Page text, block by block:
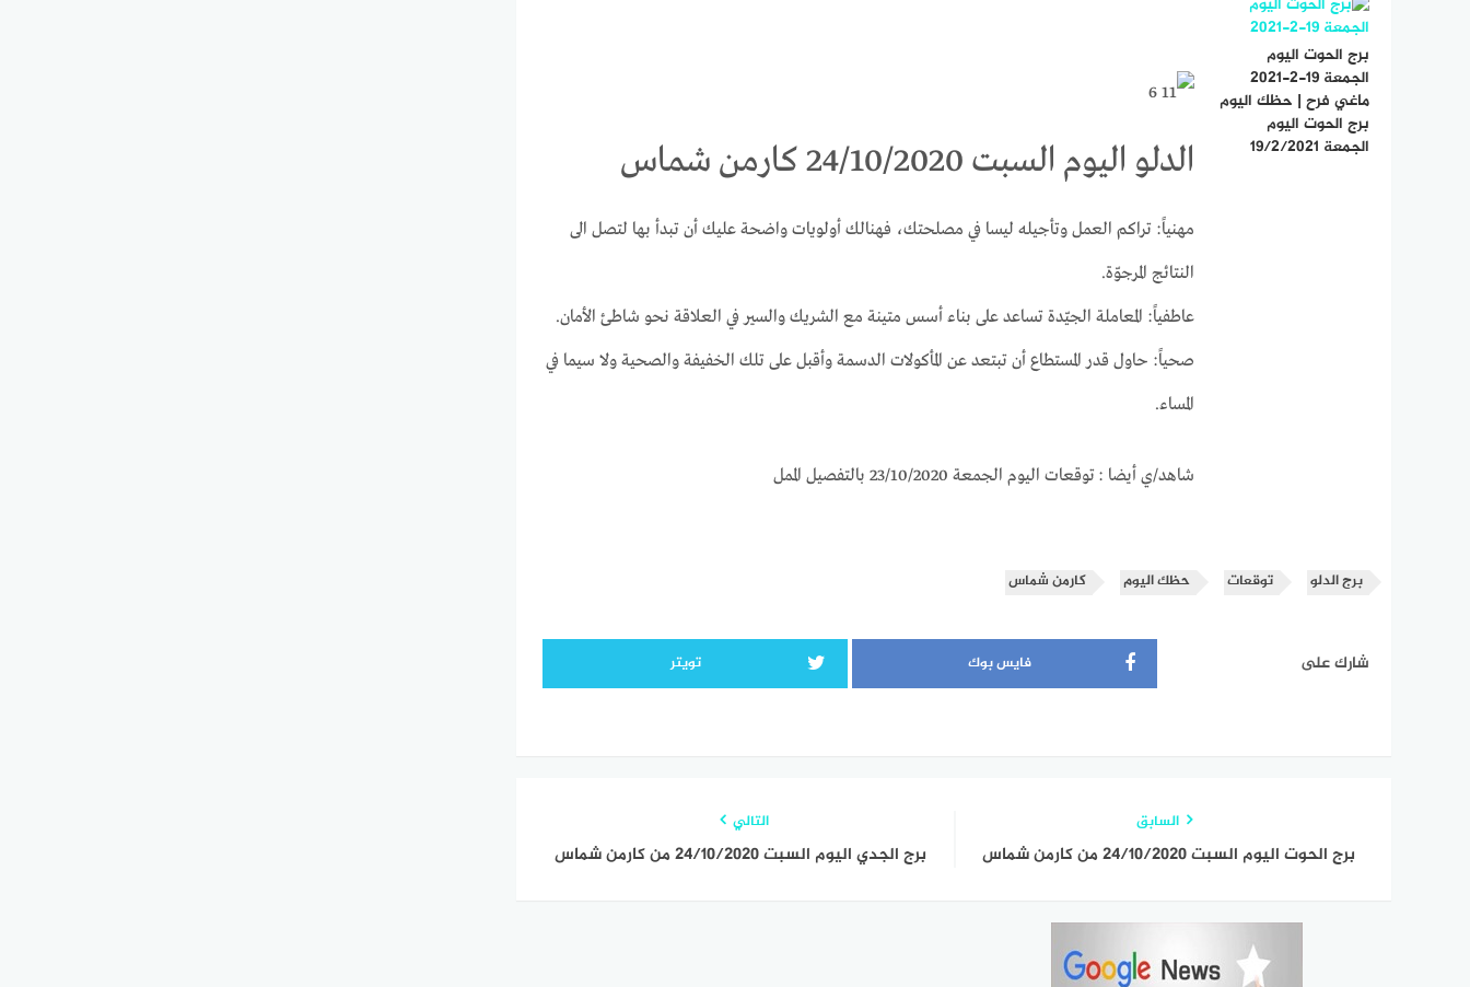
الدلو اليوم السبت 24/10/2020 كارمن شماس
مهنياً: تراكم العمل وتأجيله ليسا في مصلحتك، فهنالك أولويات واضحة عليك أن تبدأ بها لتصل الى
النتائج المرجوّة.
عاطفياً: المعاملة الجيّدة تساعد على بناء أسس متينة مع الشريك والسير في العلاقة نحو شاطئ الأمان.
صحياً: حاول قدر المستطاع أن تبتعد عن المأكولات الدسمة وأقبل على تلك الخفيفة والصحية ولا سيما في
المساء.
شاهد/ي أيضا : توقعات اليوم الجمعة 23/10/2020 بالتفصيل الممل
برج الحوت اليوم
الجمعة 19-2-2021
ماغي فرح | حظك اليوم
برج الحوت اليوم
الجمعة 19/2/2021
برج الدلو توقعات حظك اليوم كارمن شماس
شارك على فايس بوك تويتر
السابق
برج الحوت اليوم السبت 24/10/2020 من كارمن شماس
التالي
برج الجدي اليوم السبت 24/10/2020 من كارمن شماس